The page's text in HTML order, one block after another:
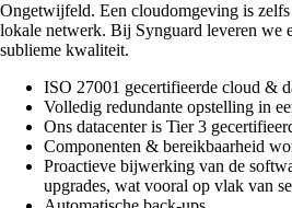
Ongetwijfeld. Een cloudomgeving is
lokale netwerk. Bij Synguard leveren we
sublieme kwaliteit.
ISO 27001 gecertifieerde cloud &
Volledig redundante opstelling in
Ons datacenter is Tier 3
Componenten & bereikbaarheid
Proactieve bijwerking van de
upgrades, wat vooral op vlak van